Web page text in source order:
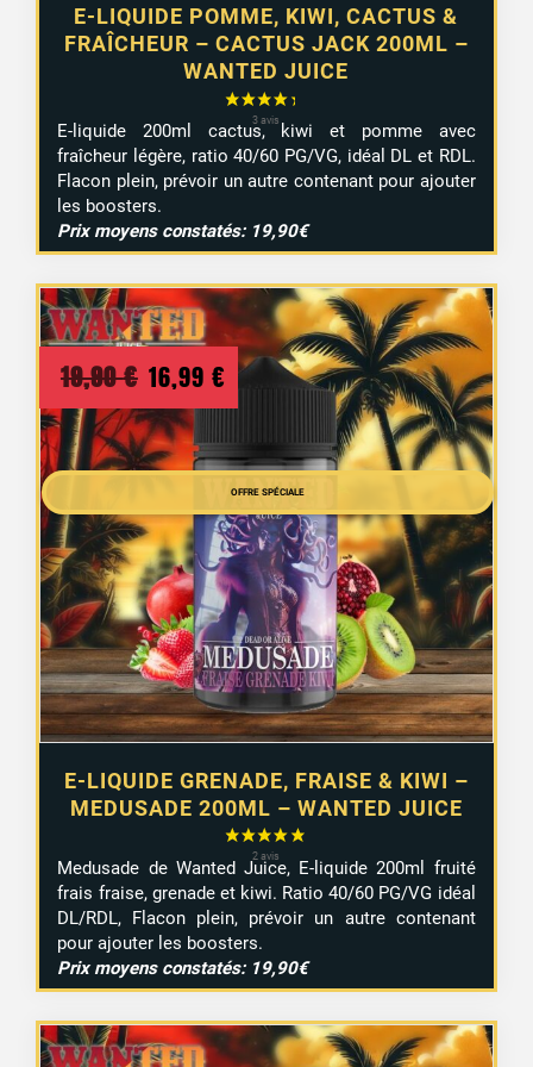
1 avis
E-LIQUIDE POMME, KIWI, CACTUS &
FRAÎCHEUR – CACTUS JACK 200ML –
WANTED JUICE
E-liquide 200ml cactus, kiwi et pomme avec
fraîcheur légère, ratio 40/60 PG/VG, idéal DL et RDL.
Flacon plein, prévoir un autre contenant pour ajouter
les boosters.
Prix moyens constatés: 19,90€
OFFRE SPÉCIALE
E-LIQUIDE GRENADE, FRAISE & KIWI –
MEDUSADE 200ML – WANTED JUICE
19,90€ Le
prix
initial
était :
19,90 €.
16,99 € Le
prix
actuel
est :
16,99 €.
Medusade de Wanted Juice, E-liquide 200ml fruité
frais fraise, grenade et kiwi. Ratio 40/60 PG/VG idéal
DL/RDL, Flacon plein, prévoir un autre contenant
pour ajouter les boosters.
Prix moyens constatés: 19,90€